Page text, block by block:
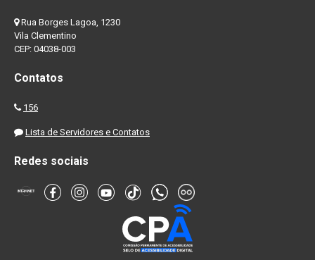
Rua Borges Lagoa, 1230
Vila Clementino
CEP: 04038-003
Contatos
156
Lista de Servidores e Contatos
Redes sociais